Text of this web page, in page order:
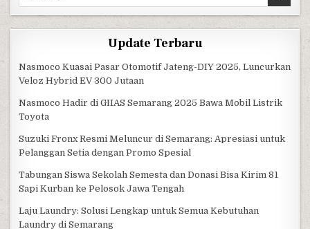
Update Terbaru
Nasmoco Kuasai Pasar Otomotif Jateng-DIY 2025, Luncurkan
Veloz Hybrid EV 300 Jutaan
Nasmoco Hadir di GIIAS Semarang 2025 Bawa Mobil Listrik
Toyota
Suzuki Fronx Resmi Meluncur di Semarang: Apresiasi untuk
Pelanggan Setia dengan Promo Spesial
Tabungan Siswa Sekolah Semesta dan Donasi Bisa Kirim 81
Sapi Kurban ke Pelosok Jawa Tengah
Laju Laundry: Solusi Lengkap untuk Semua Kebutuhan
Laundry di Semarang